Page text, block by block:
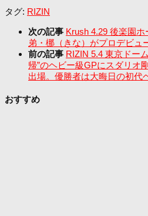
タグ: RIZIN
次の記事 Krush 4.29 後楽園
弟・梛（きな）がプロデビュ
前の記事 RIZIN 5.4 東京ドー
帰”のヘビー級GPにスダリオ
出場。優勝者は大晦日の初代
おすすめ